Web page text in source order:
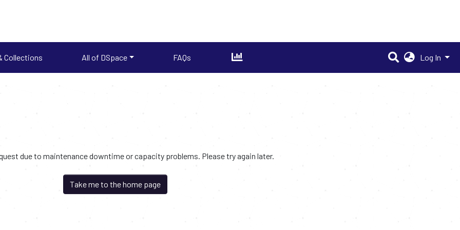
Collections All of DSpace FAQs Log In
due to maintenance downtime or capacity problems. Please try again later.
Take me to the home page